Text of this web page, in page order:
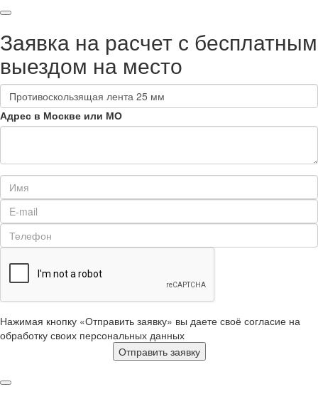
Заявка на расчет с бесплатным
выездом на место
Адрес в Москве или МО
Нажимая кнопку «Отправить заявку» вы даете своё согласие на
обработку своих персональных данных
Отправить заявку